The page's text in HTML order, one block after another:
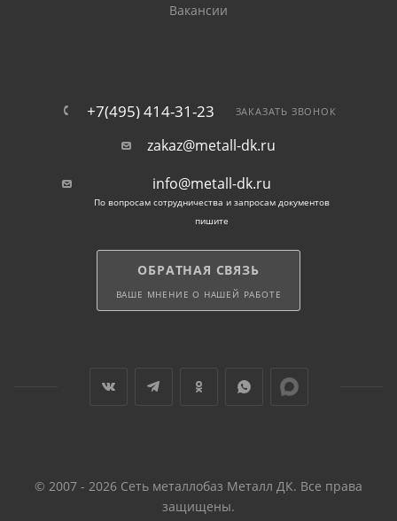
высококачественного сырья. Евроштакетник для
ландшафт и украсит любое пространство.
Вакансии
+7(495) 414-31-23 ЗАКАЗАТЬ ЗВОНОК
zakaz@metall-dk.ru
info@metall-dk.ru
По вопросам сотрудничества и запросам документов
пишите
ОБРАТНАЯ СВЯЗЬ
ВАШЕ МНЕНИЕ О НАШЕЙ РАБОТЕ
© 2007 - 2026 Сеть металлобаз Металл ДК. Все права
защищены.